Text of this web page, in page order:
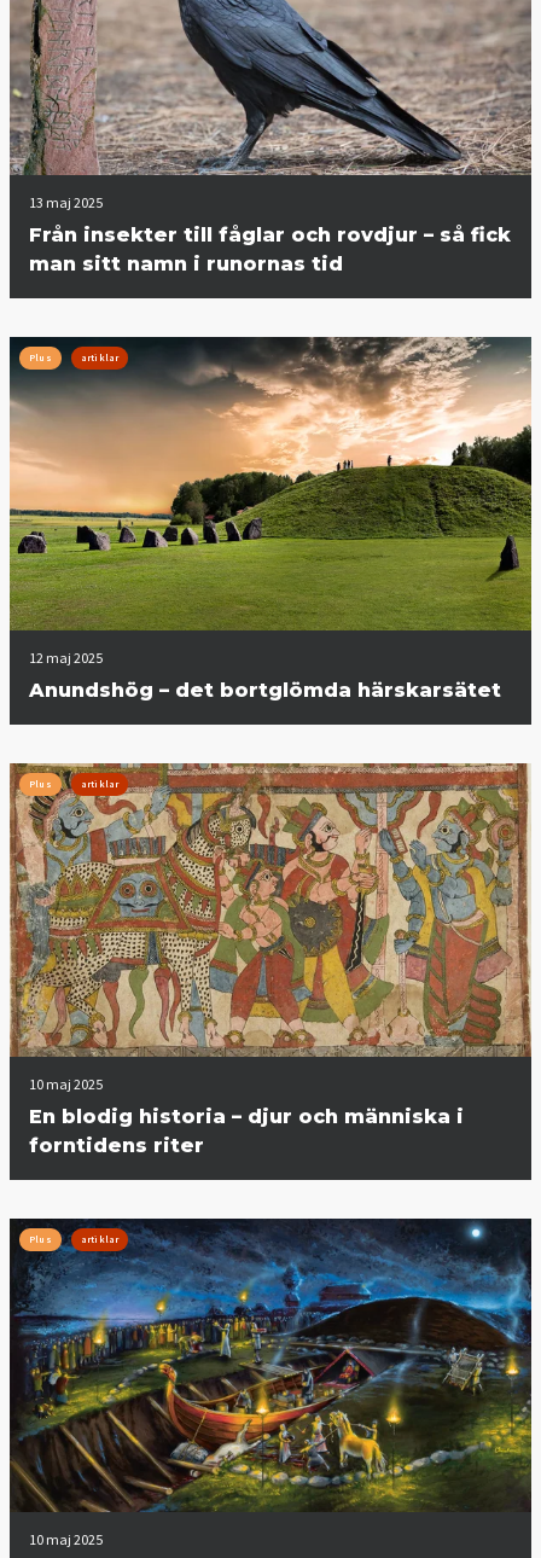
13 maj 2025
Från insekter till fåglar och rovdjur – så fick
man sitt namn i runornas tid
Plus artiklar
12 maj 2025
Anundshög – det bortglömda härskarsätet
Plus artiklar
10 maj 2025
En blodig historia – djur och människa i
forntidens riter
Plus artiklar
10 maj 2025